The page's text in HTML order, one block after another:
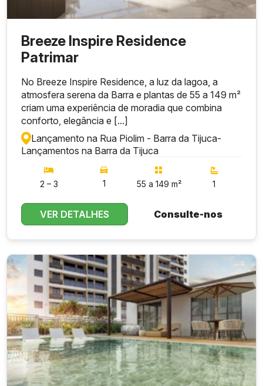
Breeze Inspire Residence
Patrimar
No Breeze Inspire Residence, a luz da lagoa, a
atmosfera serena da Barra e plantas de 55 a 149 m²
criam uma experiência de moradia que combina
conforto, elegância e [...]
Lançamento na Rua Piolim - Barra da Tijuca-
Lançamentos na Barra da Tijuca
2 – 3 1 55 a 149 m² 1
VER DETALHES Consulte-nos